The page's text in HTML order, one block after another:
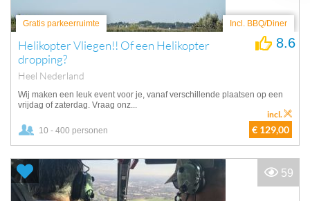
Gratis parkeerruimte Incl. BBQ/Diner
Helikopter Vliegen!! Of een Helikopter
dropping?
Heel Nederland
8.6
Wij maken een leuk event voor je, vanaf verschillende plaatsen op een
vrijdag of zaterdag. Vraag onz...
10 - 400 personen € 129,00
incl.
59